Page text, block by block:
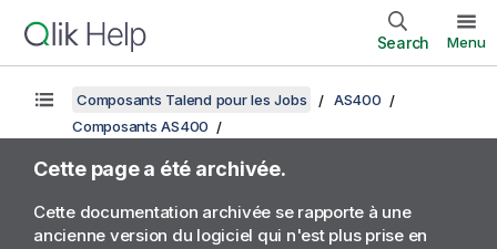
Search Menu
Composants Talend pour les Jobs
AS400
Composants AS400
Cette page a été archivée.
Cette documentation archivée se rapporte à une
ancienne version du logiciel qui n'est plus prise en